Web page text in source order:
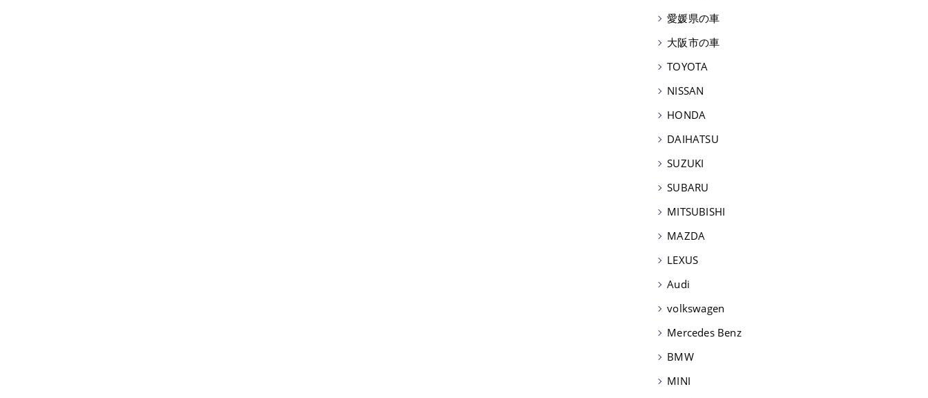
愛媛県の車
大阪市の車
TOYOTA
NISSAN
HONDA
DAIHATSU
SUZUKI
SUBARU
MITSUBISHI
MAZDA
LEXUS
Audi
volkswagen
Mercedes Benz
BMW
MINI